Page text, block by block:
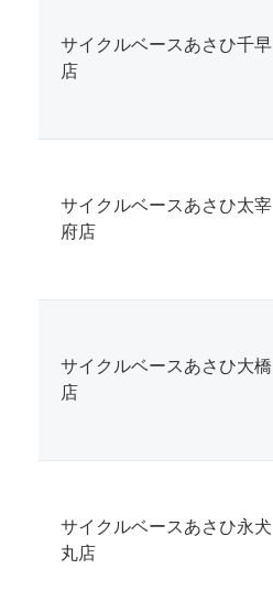
サイクルベースあさひ千早
店
サイクルベースあさひ太宰
府店
サイクルベースあさひ大橋
店
サイクルベースあさひ永犬
丸店